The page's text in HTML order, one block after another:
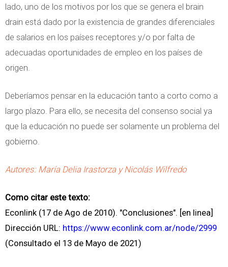
lado, uno de los motivos por los que se genera el brain
drain está dado por la existencia de grandes diferenciales
de salarios en los países receptores y/o por falta de
adecuadas oportunidades de empleo en los países de
origen.
Deberíamos pensar en la educación tanto a corto como a
largo plazo. Para ello, se necesita del consenso social ya
que la educación no puede ser solamente un problema del
gobierno.
Autores: María Delia Irastorza y Nicolás Wilfredo
Como citar este texto:
Econlink (17 de Ago de 2010). "Conclusiones". [en linea]
Dirección URL: https://www.econlink.com.ar/node/2999
(Consultado el 13 de Mayo de 2021)